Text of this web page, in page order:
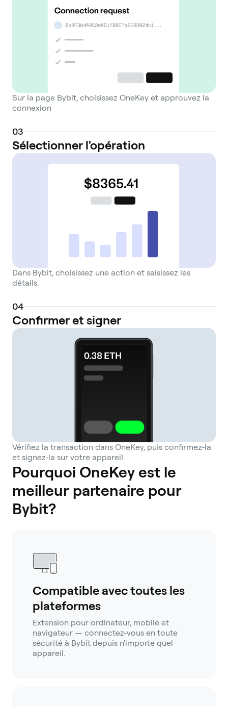
Sur la page Bybit, choisissez OneKey et approuvez la
connexion
03
Sélectionner l'opération
Dans Bybit, choisissez une action et saisissez les
détails.
04
Confirmer et signer
Vérifiez la transaction dans OneKey, puis confirmez-la
et signez-la sur votre appareil.
Pourquoi OneKey est le
meilleur partenaire pour
Bybit?
Compatible avec toutes les
plateformes
Extension pour ordinateur, mobile et
navigateur — connectez-vous en toute
sécurité à Bybit depuis n'importe quel
appareil.